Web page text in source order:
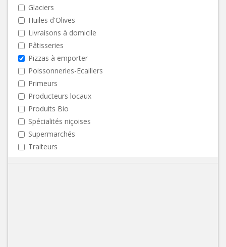
Glaciers
Huiles d'Olives
Livraisons à domicile
Pâtisseries
Pizzas à emporter
Poissonneries-Ecaillers
Primeurs
Producteurs locaux
Produits Bio
Spécialités niçoises
Supermarchés
Traiteurs